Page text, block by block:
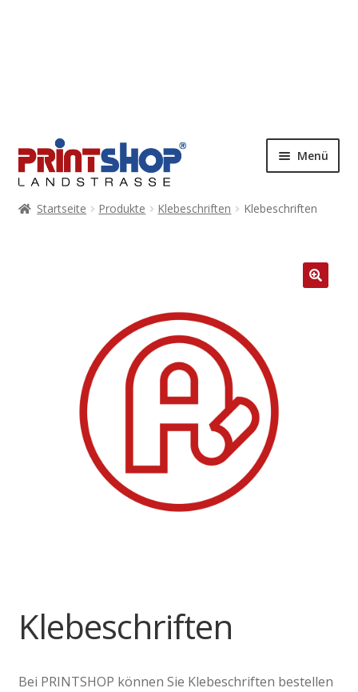
Menü
Startseite Produkte Klebeschriften Klebeschriften
Klebeschriften
Bei PRINTSHOP können Sie Klebeschriften bestellen